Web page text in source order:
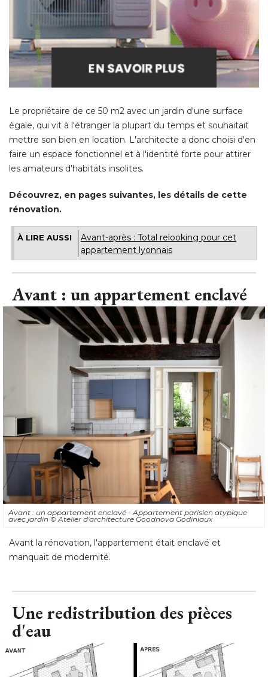
Le propriétaire de ce 50 m2 avec un jardin d'une surface
égale, qui vit à l'étranger la plupart du temps et souhaitait
mettre son bien en location. L'architecte a donc choisi d'en
faire un espace fonctionnel et à l'identité forte pour attirer
les amateurs d'habitats insolites.
Découvrez, en pages suivantes, les détails de cette
rénovation.
À LIRE AUSSI
Avant-après : Total relooking pour cet
appartement lyonnais
Avant : un appartement enclavé
Avant : un appartement enclavé - Appartement parisien atypique
avec jardin © Atelier d'architecture Goodnova Godiniaux
Avant la rénovation, l'appartement était enclavé et
manquait de modernité.
Une redistribution des pièces
d'eau